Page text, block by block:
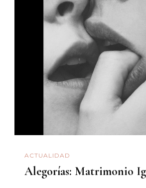
ACTUALIDAD
Alegorías: Matrimonio